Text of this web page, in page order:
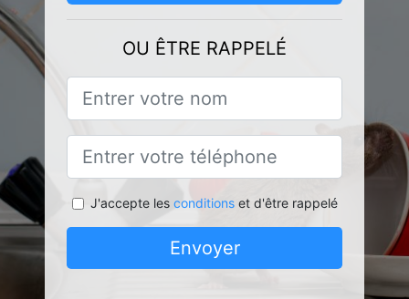
OU ÊTRE RAPPELÉ
J'accepte les conditionset d'être rappelé
Envoyer